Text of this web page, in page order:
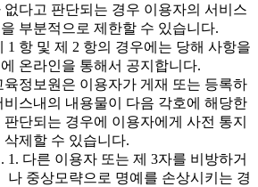
없다고 판단되는 경우 이용자의 서비스
부분적으로 제한할 수 있습니다.
항 및 제 2 항의 경우에는 당해 사항을
온라인을 통해서 공지합니다.
정보원은 이용자가 게재 또는 등록하
비스내의 내용물이 다음 각호에 해당한
판단되는 경우에 이용자에게 사전 통지
삭제할 수 있습니다.
1. 다른 이용자 또는 제 3자를 비방하거
나 중상모략으로 명예를 손상시키는 경